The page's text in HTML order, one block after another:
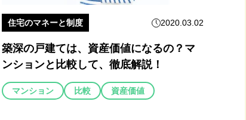
住宅のマネーと制度 2020.03.02
築深の戸建ては、資産価値になるの？マ
ンションと比較して、徹底解説！
マンション 比較 資産価値